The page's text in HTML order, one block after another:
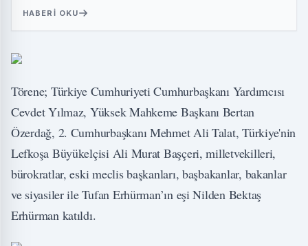
HABERI OKU
Törene; Türkiye Cumhuriyeti Cumhurbaşkanı Yardımcısı
Cevdet Yılmaz, Yüksek Mahkeme Başkanı Bertan
Özerdağ, 2. Cumhurbaşkanı Mehmet Ali Talat, Türkiye'nin
Lefkoşa Büyükelçisi Ali Murat Başçeri, milletvekilleri,
bürokratlar, eski meclis başkanları, başbakanlar, bakanlar
ve siyasiler ile Tufan Erhürman’ın eşi Nilden Bektaş
Erhürman katıldı.